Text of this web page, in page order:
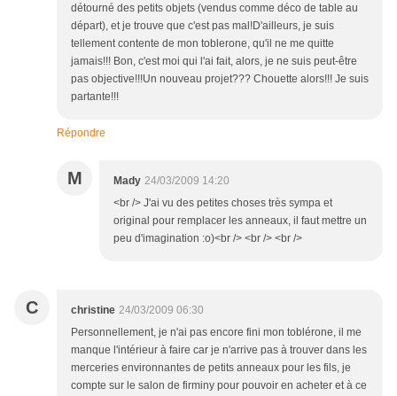
détourné des petits objets (vendus comme déco de table au
départ), et je trouve que c'est pas mal!D'ailleurs, je suis
tellement contente de mon toblerone, qu'il ne me quitte
jamais!!! Bon, c'est moi qui l'ai fait, alors, je ne suis peut-être
pas objective!!!Un nouveau projet??? Chouette alors!!! Je suis
partante!!!
Répondre
M Mady 24/03/2009 14:20
<br /> J'ai vu des petites choses très sympa et
original pour remplacer les anneaux, il faut mettre un
peu d'imagination :o)<br /> <br /> <br />
C christine 24/03/2009 06:30
Personnellement, je n'ai pas encore fini mon toblérone, il me
manque l'intérieur à faire car je n'arrive pas à trouver dans les
merceries environnantes de petits anneaux pour les fils, je
compte sur le salon de firminy pour pouvoir en acheter et à ce